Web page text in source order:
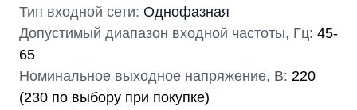
Тип входной сети: Однофазная
Допустимый диапазон входной частоты, Гц: 45-
65
Номинальное выходное напряжение, В: 220
(230 по выбору при покупке)